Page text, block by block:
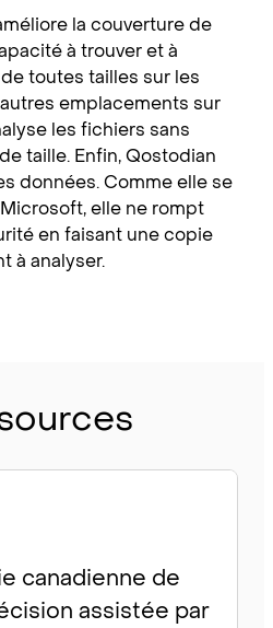
la couverture de
à trouver et à
toutes tailles sur les
emplacements sur
les fichiers sans
taille. Enfin, Qostodian
données. Comme elle se
elle ne rompt
en faisant une copie
à analyser.
canadienne de
assistée par